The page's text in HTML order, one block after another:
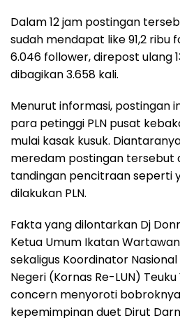
Dalam 12 jam postingan
sudah mendapat like 91,2 ribu
6.046 follower, direpost ulang
dibagikan 3.658 kali.
Menurut informasi, postingan
para petinggi PLN pusat
mulai kasak kusuk.
meredam postingan tersebut
tandingan pencitraan seperti
dilakukan PLN.
Fakta yang dilontarkan Dj
Ketua Umum Ikatan
sekaligus Koordinator
Negeri (Kornas Re-LUN)
concern menyoroti bobroknya
kepemimpinan duet Dirut